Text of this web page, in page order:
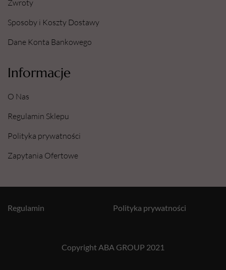
Zwroty
Sposoby i Koszty Dostawy
Dane Konta Bankowego
Informacje
O Nas
Regulamin Sklepu
Polityka prywatności
Zapytania Ofertowe
Copyright ABA GROUP 2021
Polityka prywatności
Regulamin